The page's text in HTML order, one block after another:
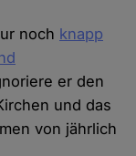
noch knapp
er den
und das
von jährlich